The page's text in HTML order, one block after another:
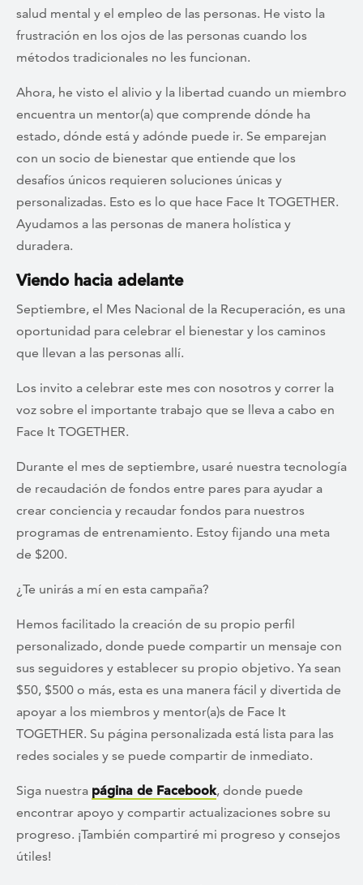
salud mental y el empleo de las personas. He visto la
frustración en los ojos de las personas cuando los
métodos tradicionales no les funcionan.
Ahora, he visto el alivio y la libertad cuando un miembro
encuentra un mentor(a) que comprende dónde ha
estado, dónde está y adónde puede ir. Se emparejan
con un socio de bienestar que entiende que los
desafíos únicos requieren soluciones únicas y
personalizadas. Esto es lo que hace Face It TOGETHER.
Ayudamos a las personas de manera holística y
duradera.
Viendo hacia adelante
Septiembre, el Mes Nacional de la Recuperación, es una
oportunidad para celebrar el bienestar y los caminos
que llevan a las personas allí.
Los invito a celebrar este mes con nosotros y correr la
voz sobre el importante trabajo que se lleva a cabo en
Face It TOGETHER.
Durante el mes de septiembre, usaré nuestra tecnología
de recaudación de fondos entre pares para ayudar a
crear conciencia y recaudar fondos para nuestros
programas de entrenamiento. Estoy fijando una meta
de $200.
¿Te unirás a mí en esta campaña?
Hemos facilitado la creación de su propio perfil
personalizado, donde puede compartir un mensaje con
sus seguidores y establecer su propio objetivo. Ya sean
$50, $500 o más, esta es una manera fácil y divertida de
apoyar a los miembros y mentor(a)s de Face It
TOGETHER. Su página personalizada está lista para las
redes sociales y se puede compartir de inmediato.
Siga nuestra página de Facebook, donde puede
encontrar apoyo y compartir actualizaciones sobre su
progreso. ¡También compartiré mi progreso y consejos
útiles!